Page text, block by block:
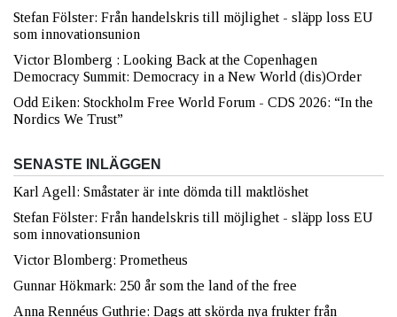
Stefan Fölster: Från handelskris till möjlighet - släpp loss EU
som innovationsunion
Victor Blomberg : Looking Back at the Copenhagen
Democracy Summit: Democracy in a New World (dis)Order
Odd Eiken: Stockholm Free World Forum - CDS 2026: “In the
Nordics We Trust”
SENASTE INLÄGGEN
Karl Agell: Småstater är inte dömda till maktlöshet
Stefan Fölster: Från handelskris till möjlighet - släpp loss EU
som innovationsunion
Victor Blomberg: Prometheus
Gunnar Hökmark: 250 år som the land of the free
Anna Rennéus Guthrie: Dags att skörda nya frukter från